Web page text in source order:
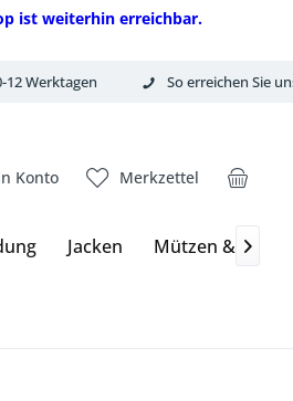
ist weiterhin erreichbar.
Werktagen So erreichen Sie
Merkzettel
Konto
Jacken Mützen & 